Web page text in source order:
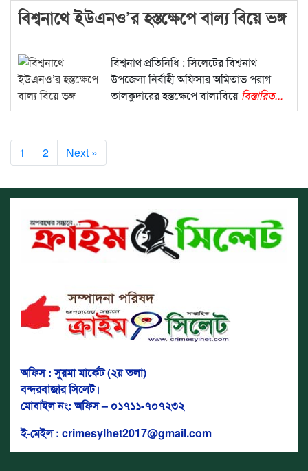
বিশ্বনাথে ইউএনও’র হস্তক্ষেপে বাল্য বিয়ে ভঙ্গ
বিশ্বনাথ প্রতিনিধি : সিলেটের বিশ্বনাথ
উপজেলা নির্বাহী অফিসার অমিতাভ পরাগ
তালকুদারের হস্তক্ষেপে বাল্যবিয়ে বিস্তারিত...
1 2 Next »
অফিস : সুরমা মার্কেট (২য় তলা)
বন্দরবাজার সিলেট।
মোবাইল নং: অফিস – ০১৭১১-৭০৭২৩২
ই-মেইল : crimesylhet2017@gmail.com